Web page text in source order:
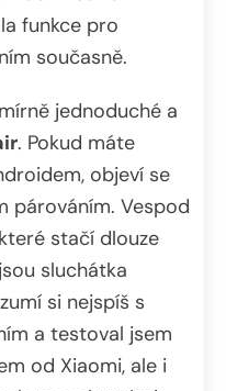
funkce pro
současně.
jednoduché a
. Pokud máte
objeví se
párováním. Vespod
stačí dlouze
sluchátka
si nejspíš s
a testoval jsem
od Xiaomi, ale i